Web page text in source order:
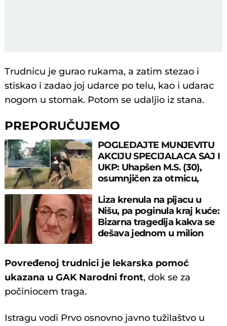
Trudnicu je gurao rukama, a zatim stezao i
stiskao i zadao joj udarce po telu, kao i udarac
nogom u stomak. Potom se udaljio iz stana.
PREPORUČUJEMO
POGLEDAJTE MUNJEVITU
AKCIJU SPECIJALACA SAJ I
UKP: Uhapšen M.S. (30),
osumnjičen za otmicu,
Liza krenula na pijacu u
Nišu, pa poginula kraj kuće:
Bizarna tragedija kakva se
dešava jednom u milion
Povređenoj trudnici je lekarska pomoć
ukazana u GAK Narodni front, dok se za
počiniocem traga.
Istragu vodi Prvo osnovno javno tužilaštvo u